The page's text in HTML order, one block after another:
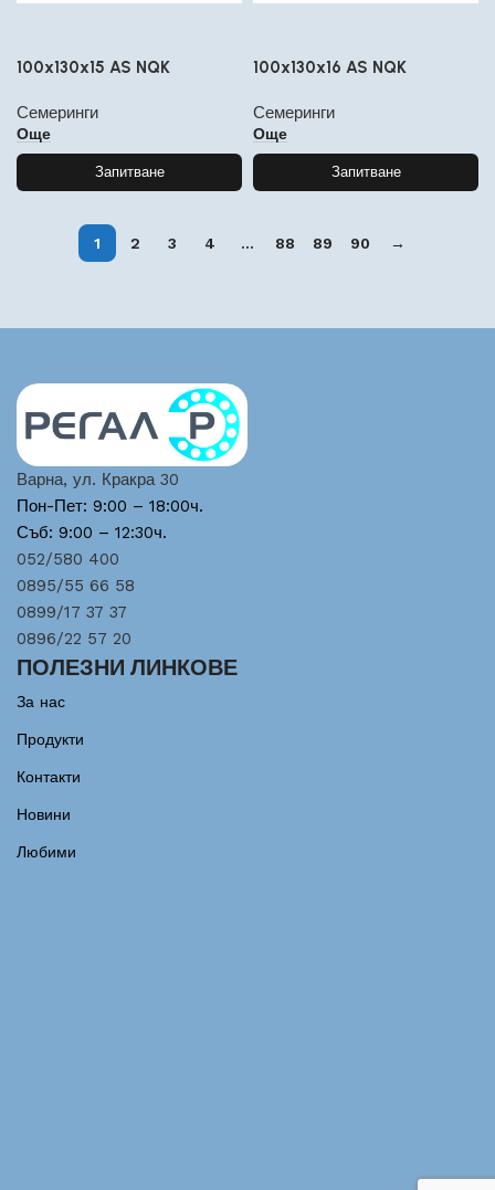
100x130x15 AS NQK
Семеринги
Още
Запитване
100x130x16 AS NQK
Семеринги
Още
Запитване
1 2 3 4 … 88 89 90 →
Варна, ул. Кракра 30
Пон-Пет: 9:00 – 18:00ч.
Съб: 9:00 – 12:30ч.
052/580 400
0895/55 66 58
0899/17 37 37
0896/22 57 20
ПОЛЕЗНИ ЛИНКОВЕ
За нас
Продукти
Контакти
Новини
Любими